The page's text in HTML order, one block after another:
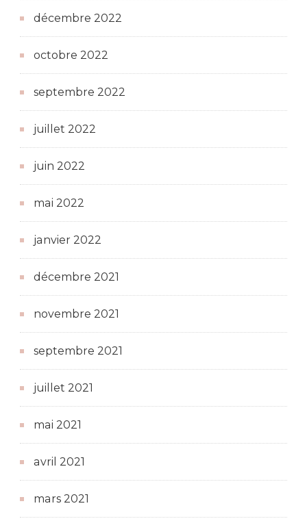
décembre 2022
octobre 2022
septembre 2022
juillet 2022
juin 2022
mai 2022
janvier 2022
décembre 2021
novembre 2021
septembre 2021
juillet 2021
mai 2021
avril 2021
mars 2021